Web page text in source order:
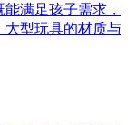
满足孩子需求，
大型玩具的材质与